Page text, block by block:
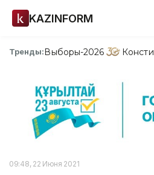
KAZINFORM
Тренды:Выборы-2026
09:48, 22 Июня 2021